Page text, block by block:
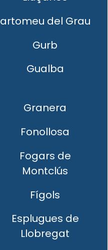
artomeu del Grau
Gurb
Gualba
Granera
Fonollosa
Fogars de
Montclús
Fígols
Esplugues de
Llobregat